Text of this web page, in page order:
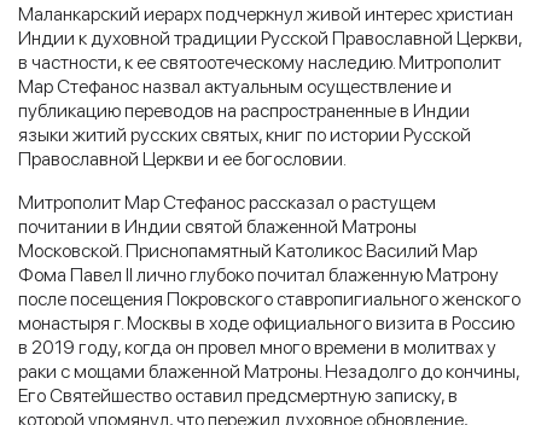
Маланкарский иерарх подчеркнул живой интерес христиан
Индии к духовной традиции Русской Православной Церкви,
в частности, к ее святоотеческому наследию. Митрополит
Мар Стефанос назвал актуальным осуществление и
публикацию переводов на распространенные в Индии
языки житий русских святых, книг по истории Русской
Православной Церкви и ее богословии.
Митрополит Мар Стефанос рассказал о растущем
почитании в Индии святой блаженной Матроны
Московской. Приснопамятный Католикос Василий Мар
Фома Павел II лично глубоко почитал блаженную Матрону
после посещения Покровского ставропигиального женского
монастыря г. Москвы в ходе официального визита в Россию
в 2019 году, когда он провел много времени в молитвах у
раки с мощами блаженной Матроны. Незадолго до кончины,
Его Святейшество оставил предсмертную записку, в
которой упомянул, что пережил духовное обновление,